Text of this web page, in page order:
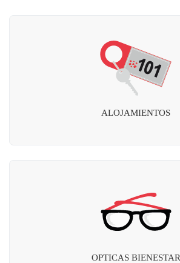
ALOJAMIENTOS
OPTICAS BIENESTAR